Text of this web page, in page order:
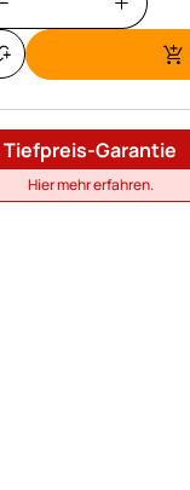
Tiefpreis-Garantie
Hier mehr erfahren.